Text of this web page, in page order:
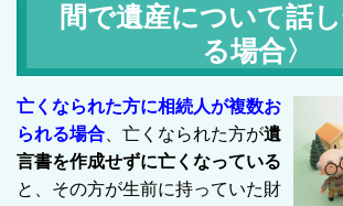
間で遺産について話
る場合〉
亡くなられた方に相続人が複数お
られる場合 、亡くなられた方が遺
言書を作成せずに亡くなっている
と、その方が生前に持っていた財